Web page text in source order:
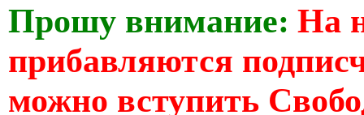
Прошу внимание: На
прибавляются
можно вступить